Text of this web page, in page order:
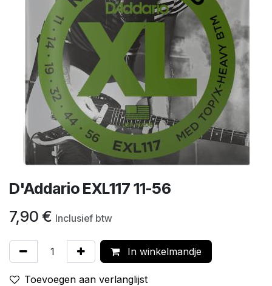
D'Addario EXL117 11-56
7,90 € Inclusief btw
In winkelmandje
Toevoegen aan verlanglijst